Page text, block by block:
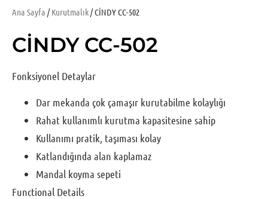
Ana Sayfa /Kurutmalık / CİNDY CC-502
CİNDY CC-502
Fonksiyonel Detaylar
Dar mekanda çok çamaşır kurutabilme kolaylığı
Rahat kullanımlı kurutma kapasitesine sahip
Kullanımı pratik, taşıması kolay
Katlandığında alan kaplamaz
Mandal koyma sepeti
Functional Details